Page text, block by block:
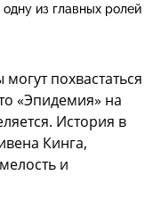
из главных ролей
похвастаться
«Эпидемия» на
История в
Кинга,
и